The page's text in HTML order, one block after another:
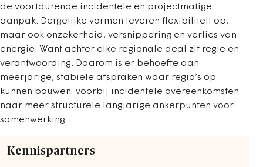
de voortdurende incidentele en projectmatige
aanpak. Dergelijke vormen leveren flexibiliteit op,
maar ook onzekerheid, versnippering en verlies van
energie. Want achter elke regionale deal zit regie en
verantwoording. Daarom is er behoefte aan
meerjarige, stabiele afspraken waar regio’s op
kunnen bouwen: voorbij incidentele overeenkomsten
naar meer structurele langjarige ankerpunten voor
samenwerking.
Kennispartners